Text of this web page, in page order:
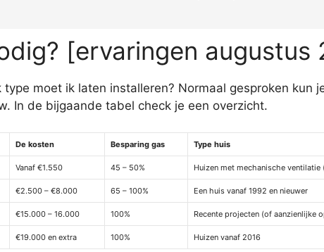
[ervaringen augustus
moet ik laten installeren? Normaal gesproken kun
In de bijgaande tabel check je een overzicht.
De kosten Besparing gas Type huis
Vanaf €1.550 45 – 50% Huizen met mechanische ventilatie
€2.500 – €8.000 65 – 100% Een huis vanaf 1992 en nieuwer
€15.000 – 16.000 100% Recente projecten (of aanzienlijke
€19.000 en extra 100% Huizen vanaf 2016